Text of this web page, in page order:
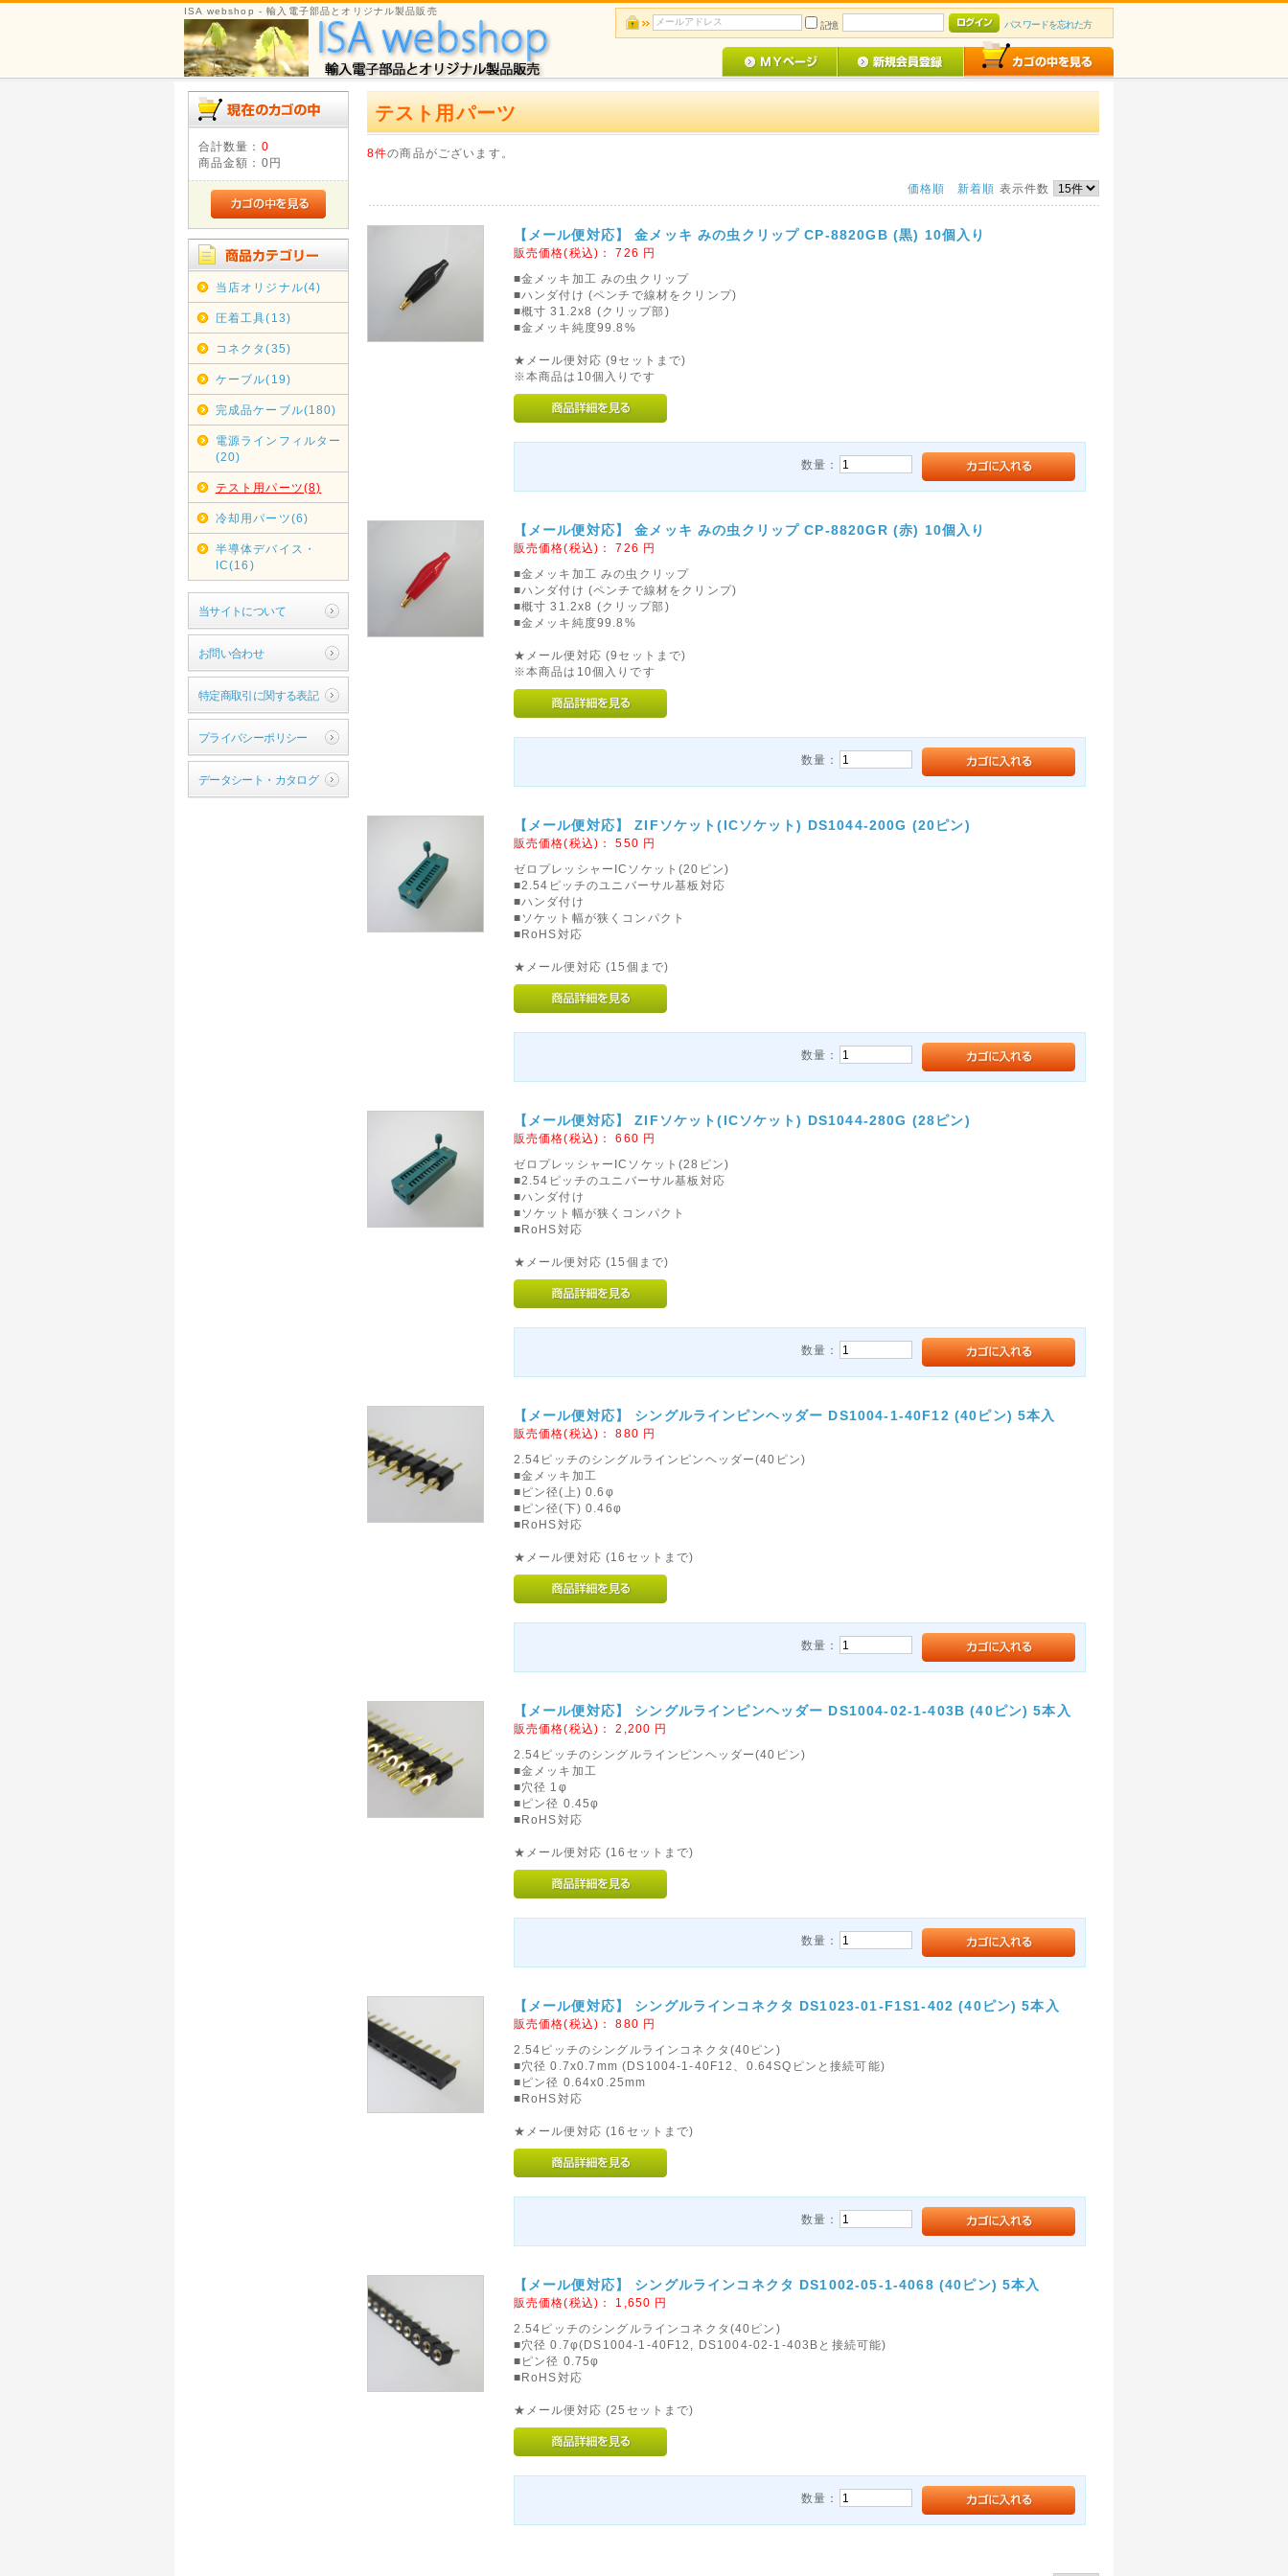
ISA webshop - 輸入電子部品とオリジナル製品販売
記憶
パスワードを忘れた方
合計数量： 0
商品金額： 0円
当店オリジナル(4)
圧着工具(13)
コネクタ(35)
ケーブル(19)
完成品ケーブル(180)
電源ラインフィルター
(20)
テスト用パーツ(8)
冷却用パーツ(6)
半導体デバイス・
IC(16)
当サイトについて
お問い合わせ
特定商取引に関する表記
プライバシーポリシー
データシート・カタログ
テスト用パーツ
8件の商品がございます。
価格順 新着順 表示件数
【メール便対応】 金メッキ みの虫クリップ CP-8820GB (黒) 10個入り
販売価格(税込)：726 円
■金メッキ加工 みの虫クリップ
■ハンダ付け (ペンチで線材をクリンプ)
■概寸 31.2x8 (クリップ部)
■金メッキ純度99.8%
★メール便対応 (9セットまで)
※本商品は10個入りです
数量：
【メール便対応】 金メッキ みの虫クリップ CP-8820GR (赤) 10個入り
販売価格(税込)：726 円
■金メッキ加工 みの虫クリップ
■ハンダ付け (ペンチで線材をクリンプ)
■概寸 31.2x8 (クリップ部)
■金メッキ純度99.8%
★メール便対応 (9セットまで)
※本商品は10個入りです
数量：
【メール便対応】 ZIFソケット(ICソケット) DS1044-200G (20ピン)
販売価格(税込)：550 円
ゼロプレッシャーICソケット(20ピン)
■2.54ピッチのユニバーサル基板対応
■ハンダ付け
■ソケット幅が狭くコンパクト
■RoHS対応
★メール便対応 (15個まで)
数量：
【メール便対応】 ZIFソケット(ICソケット) DS1044-280G (28ピン)
販売価格(税込)：660 円
ゼロプレッシャーICソケット(28ピン)
■2.54ピッチのユニバーサル基板対応
■ハンダ付け
■ソケット幅が狭くコンパクト
■RoHS対応
★メール便対応 (15個まで)
数量：
【メール便対応】 シングルラインピンヘッダー DS1004-1-40F12 (40ピン) 5本入
販売価格(税込)：880 円
2.54ピッチのシングルラインピンヘッダー(40ピン)
■金メッキ加工
■ピン径(上) 0.6φ
■ピン径(下) 0.46φ
■RoHS対応
★メール便対応 (16セットまで)
数量：
【メール便対応】 シングルラインピンヘッダー DS1004-02-1-403B (40ピン) 5本入
販売価格(税込)：2,200 円
2.54ピッチのシングルラインピンヘッダー(40ピン)
■金メッキ加工
■穴径 1φ
■ピン径 0.45φ
■RoHS対応
★メール便対応 (16セットまで)
数量：
【メール便対応】 シングルラインコネクタ DS1023-01-F1S1-402 (40ピン) 5本入
販売価格(税込)：880 円
2.54ピッチのシングルラインコネクタ(40ピン)
■穴径 0.7x0.7mm (DS1004-1-40F12、0.64SQピンと接続可能)
■ピン径 0.64x0.25mm
■RoHS対応
★メール便対応 (16セットまで)
数量：
【メール便対応】 シングルラインコネクタ DS1002-05-1-4068 (40ピン) 5本入
販売価格(税込)： 1,650 円
2.54ピッチのシングルラインコネクタ(40ピン)
■穴径 0.7φ(DS1004-1-40F12, DS1004-02-1-403Bと接続可能)
■ピン径 0.75φ
■RoHS対応
★メール便対応 (25セットまで)
数量：